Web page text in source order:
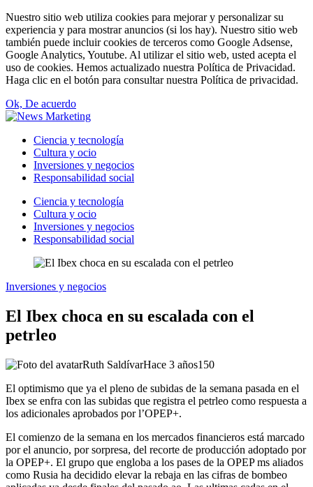
Nuestro sitio web utiliza cookies para mejorar y personalizar su
experiencia y para mostrar anuncios (si los hay). Nuestro sitio web
también puede incluir cookies de terceros como Google Adsense,
Google Analytics, Youtube. Al utilizar el sitio web, usted acepta el
uso de cookies. Hemos actualizado nuestra Política de Privacidad.
Haga clic en el botón para consultar nuestra Política de privacidad.
Ok, De acuerdo
Ciencia y tecnología
Cultura y ocio
Inversiones y negocios
Responsabilidad social
Ciencia y tecnología
Cultura y ocio
Inversiones y negocios
Responsabilidad social
Inversiones y negocios
El Ibex choca en su escalada con el
petrleo
Ruth SaldívarHace 3 años150
El optimismo que ya el pleno de subidas de la semana pasada en el
Ibex se enfra con las subidas que registra el petrleo como respuesta a
los adicionales aprobados por l’OPEP+.
El comienzo de la semana en los mercados financieros está marcado
por el anuncio, por sorpresa, del recorte de producción adoptado por
la OPEP+. El grupo que engloba a los pases de la OPEP ms aliados
como Rusia ha decidido elevar la rebaja en las cifras de bombeo